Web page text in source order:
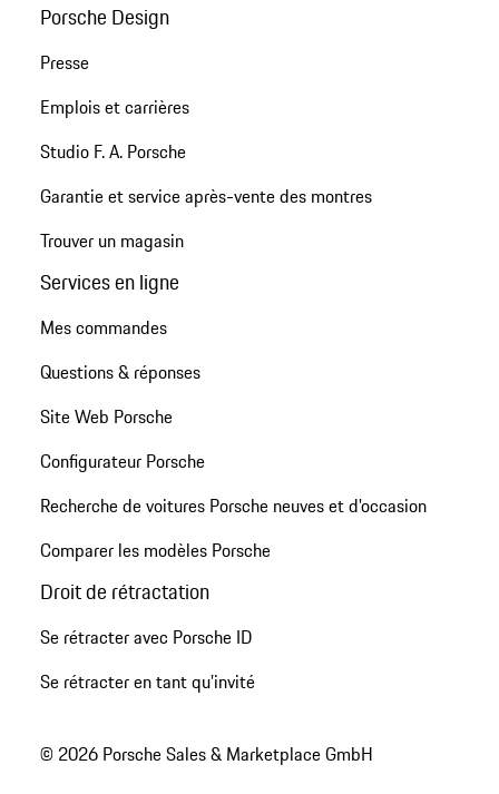
Porsche Design
Presse
Emplois et carrières
Studio F. A. Porsche
Garantie et service après-vente des montres
Trouver un magasin
Services en ligne
Mes commandes
Questions & réponses
Site Web Porsche
Configurateur Porsche
Recherche de voitures Porsche neuves et d'occasion
Comparer les modèles Porsche
Droit de rétractation
Se rétracter avec Porsche ID
Se rétracter en tant qu’invité
© 2026 Porsche Sales & Marketplace GmbH